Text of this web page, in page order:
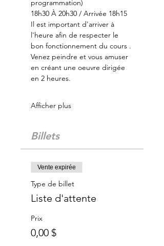
programmation)
18h30 À 20h30 / Arrivée 18h15
Il est important d'arriver à
l'heure afin de respecter le
bon fonctionnement du cours .
Venez peindre et vous amuser
en créant une oeuvre dirigée
en 2 heures.
Afficher plus
Billets
Vente expirée
Type de billet
Liste d'attente
Prix
0,00 $